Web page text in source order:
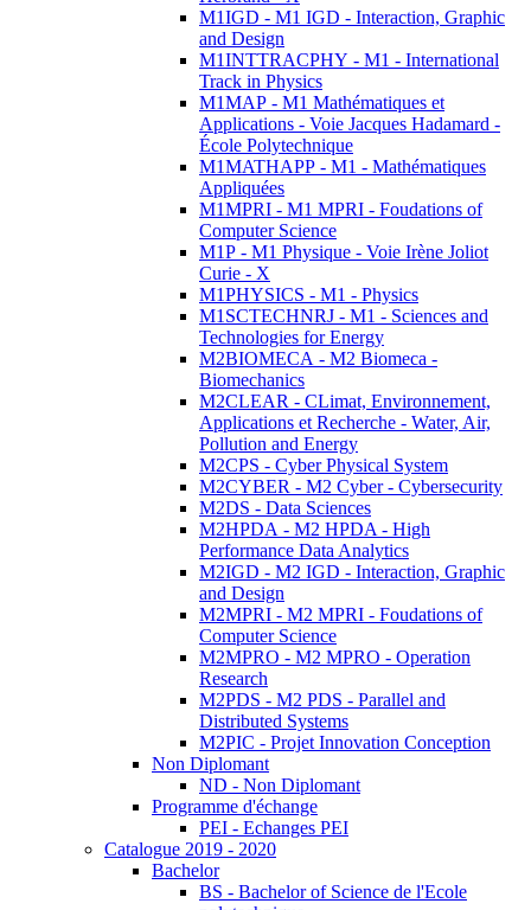
M1IGD - M1 IGD - Interaction, Graphic
and Design
M1INTTRACPHY - M1 - International
Track in Physics
M1MAP - M1 Mathématiques et
Applications - Voie Jacques Hadamard -
École Polytechnique
M1MATHAPP - M1 - Mathématiques
Appliquées
M1MPRI - M1 MPRI - Foudations of
Computer Science
M1P - M1 Physique - Voie Irène Joliot
Curie - X
M1PHYSICS - M1 - Physics
M1SCTECHNRJ - M1 - Sciences and
Technologies for Energy
M2BIOMECA - M2 Biomeca -
Biomechanics
M2CLEAR - CLimat, Environnement,
Applications et Recherche - Water, Air,
Pollution and Energy
M2CPS - Cyber Physical System
M2CYBER - M2 Cyber - Cybersecurity
M2DS - Data Sciences
M2HPDA - M2 HPDA - High
Performance Data Analytics
M2IGD - M2 IGD - Interaction, Graphic
and Design
M2MPRI - M2 MPRI - Foudations of
Computer Science
M2MPRO - M2 MPRO - Operation
Research
M2PDS - M2 PDS - Parallel and
Distributed Systems
M2PIC - Projet Innovation Conception
Non Diplomant
ND - Non Diplomant
Programme d'échange
PEI - Echanges PEI
Catalogue 2019 - 2020
Bachelor
BS - Bachelor of Science de l'Ecole